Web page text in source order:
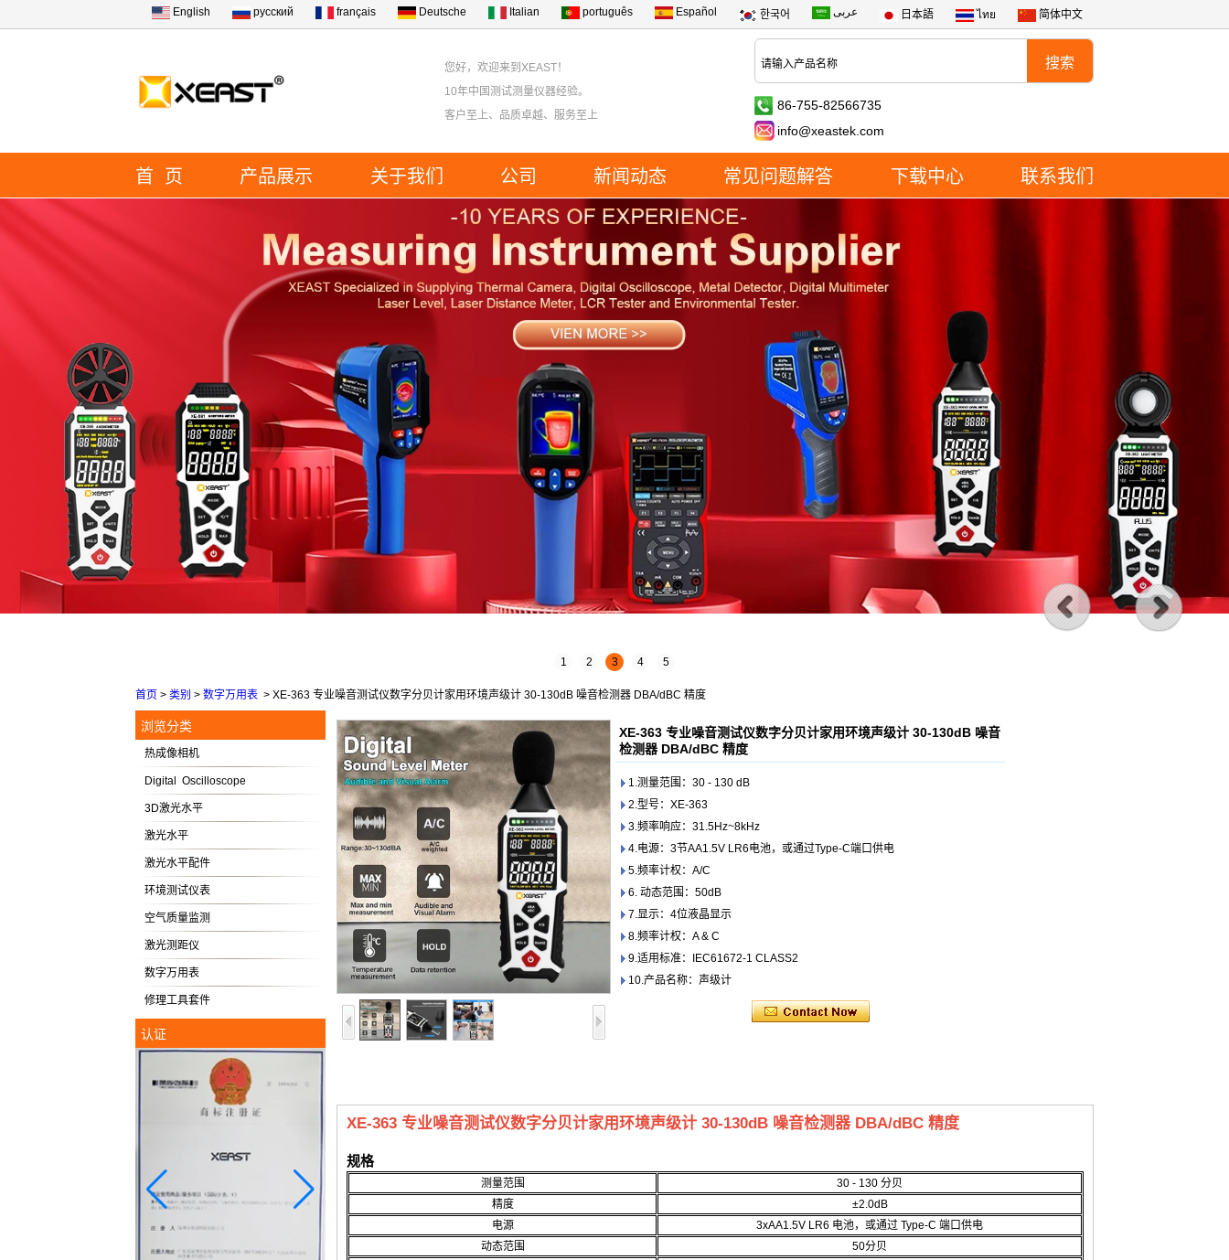
English русский français Deutsche Italian português Español 한국어 عربى 日本語 ไทย 简体中文
您好，欢迎来到XEAST！
10年中国测试测量仪器经验。
客户至上、品质卓越、服务至上
86-755-82566735
info@xeastek.com
首 页 产品展示 关于我们 公司 新闻动态 常见问题解答 下载中心 联系我们
1 2 3 4 5
首页 > 类别 > 数字万用表 > XE-363 专业噪音测试仪数字分贝计家用环境声级计 30-130dB 噪音检测器 DBA/dBC 精度
浏览分类
热成像相机
Digital Oscilloscope
3D激光水平
激光水平
激光水平配件
环境测试仪表
空气质量监测
激光测距仪
数字万用表
修理工具套件
认证
XE-363 专业噪音测试仪数字分贝计家用环境声级计 30-130dB 噪音
检测器 DBA/dBC 精度
1.测量范围：30 - 130 dB
2.型号：XE-363
3.频率响应：31.5Hz~8kHz
4.电源：3节AA1.5V LR6电池，或通过Type-C端口供电
5.频率计权：A/C
6. 动态范围：50dB
7.显示：4位液晶显示
8.频率计权：A & C
9.适用标准：IEC61672-1 CLASS2
10.产品名称：声级计
XE-363 专业噪音测试仪数字分贝计家用环境声级计 30-130dB 噪音检测器 DBA/dBC 精度
规格
测量范围
30 - 130 分贝
精度
±2.0dB
电源
3xAA1.5V LR6 电池，或通过 Type-C 端口供电
动态范围
50分贝